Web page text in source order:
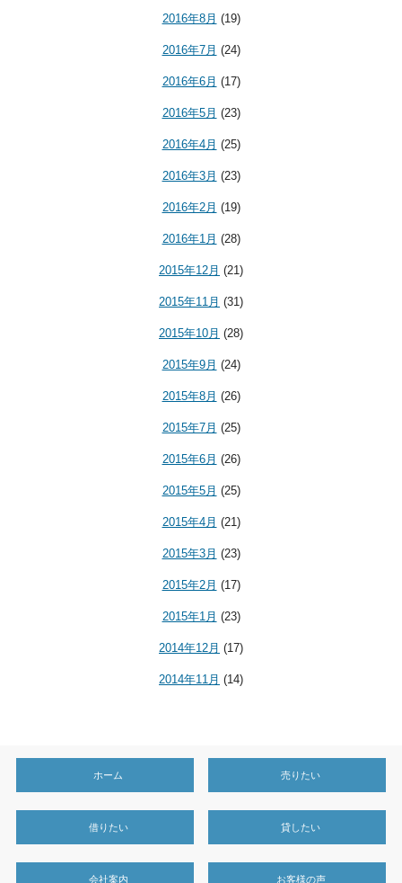
2016年8月 (19)
2016年7月 (24)
2016年6月 (17)
2016年5月 (23)
2016年4月 (25)
2016年3月 (23)
2016年2月 (19)
2016年1月 (28)
2015年12月 (21)
2015年11月 (31)
2015年10月 (28)
2015年9月 (24)
2015年8月 (26)
2015年7月 (25)
2015年6月 (26)
2015年5月 (25)
2015年4月 (21)
2015年3月 (23)
2015年2月 (17)
2015年1月 (23)
2014年12月 (17)
2014年11月 (14)
ホーム 売りたい
借りたい 貸したい
会社案内 お客様の声